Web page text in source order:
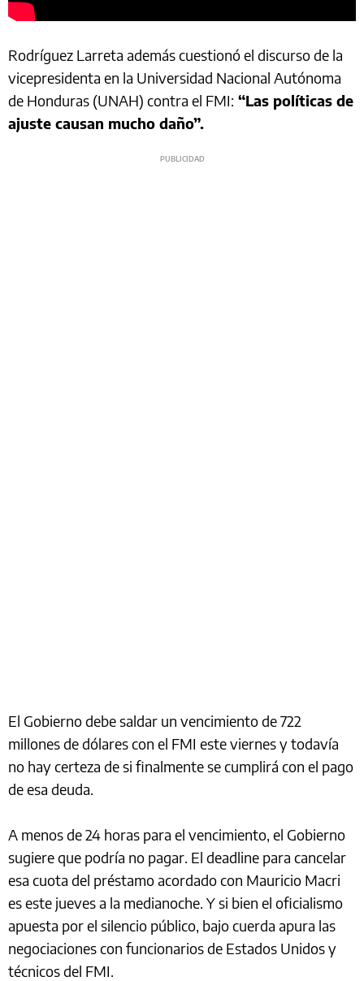
Rodríguez Larreta además cuestionó el discurso de la
vicepresidenta en la Universidad Nacional Autónoma
de Honduras (UNAH) contra el FMI: “Las políticas de
ajuste causan mucho daño”.
El Gobierno debe saldar un vencimiento de 722
millones de dólares con el FMI este viernes y todavía
no hay certeza de si finalmente se cumplirá con el pago
de esa deuda.
A menos de 24 horas para el vencimiento, el Gobierno
sugiere que podría no pagar. El deadline para cancelar
esa cuota del préstamo acordado con Mauricio Macri
es este jueves a la medianoche. Y si bien el oficialismo
apuesta por el silencio público, bajo cuerda apura las
negociaciones con funcionarios de Estados Unidos y
técnicos del FMI.